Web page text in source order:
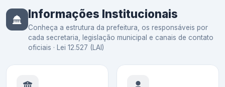
Informações Institucionais
Conheça a estrutura da prefeitura, os responsáveis por
cada secretaria, legislação municipal e canais de contato
oficiais · Lei 12.527 (LAI)